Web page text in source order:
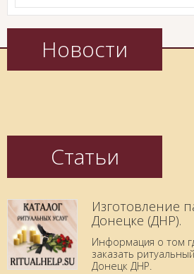
Новости
Статьи
Изготовление
Донецке (ДНР).
Информация о том
заказать
Донецк ДНР.